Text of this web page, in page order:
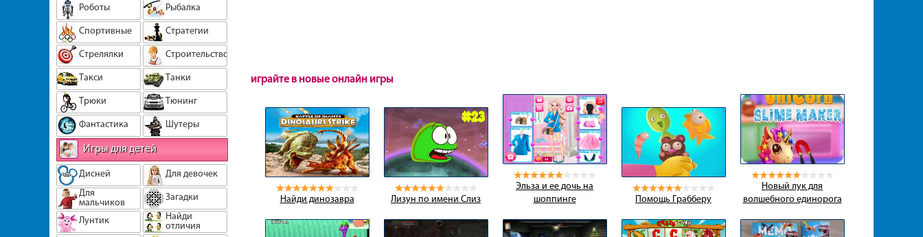
Роботы
Рыбалка
Спортивные
Стратегии
Стрелялки
Строительство
Такси
Танки
Трюки
Тюнинг
Фантастика
Шутеры
Игры для детей
Дисней
Для девочек
Для
мальчиков
Загадки
Лунтик
Найди
отличия
играйте в новые онлайн игры
Найди динозавра Лизун по имени Слиз
Эльза и ее дочь на
шоппинге
Помощь Грабберу
Новый лук для
волшебного единорога